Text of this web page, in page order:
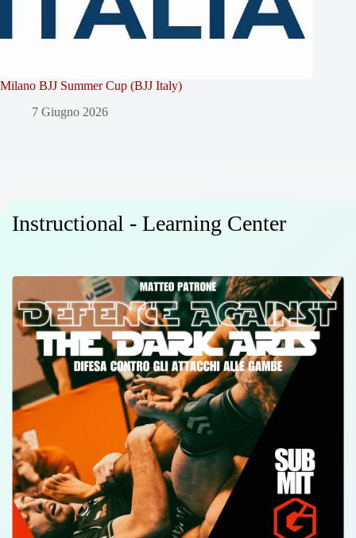
Milano BJJ Summer Cup (BJJ Italy)
7 Giugno 2026
Instructional - Learning Center